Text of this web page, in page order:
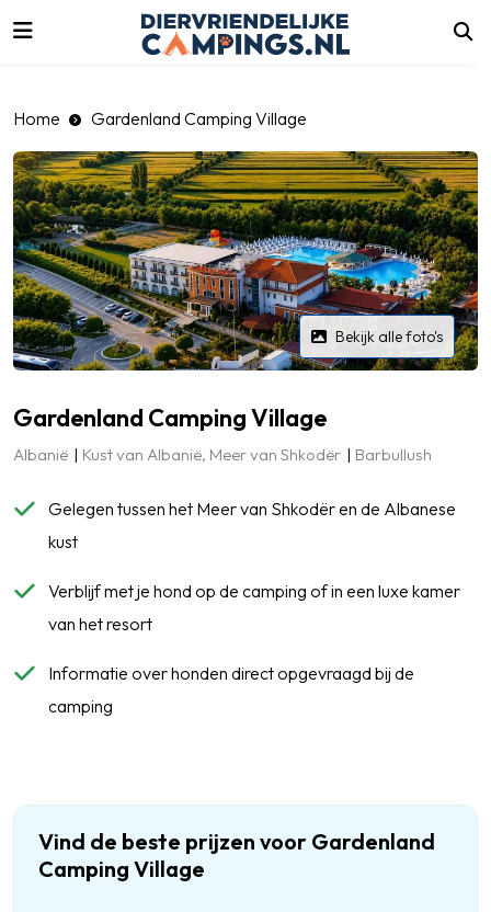
Home Gardenland Camping Village
Bekijk alle foto's
Gardenland Camping Village
Albanië Kust van Albanië, Meer van Shkodër Barbullush
Gelegen tussen het Meer van Shkodër en de Albanese
kust
Verblijf met je hond op de camping of in een luxe kamer
van het resort
Informatie over honden direct opgevraagd bij de
camping
Vind de beste prijzen voor Gardenland
Camping Village